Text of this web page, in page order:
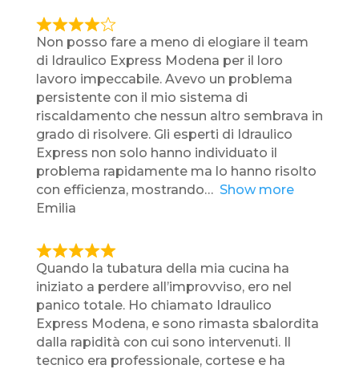
f
5
R
a
t
e
d
4
0
o
u
t
f
5
Non posso fare a meno di elogiare il team
di Idraulico Express Modena per il loro
lavoro impeccabile. Avevo un problema
persistente con il mio sistema di
riscaldamento che nessun altro sembrava in
grado di risolvere. Gli esperti di Idraulico
Express non solo hanno individuato il
problema rapidamente ma lo hanno risolto
con efficienza, mostrando
Show more
Emilia
R
a
t
e
d
5
Quando la tubatura della mia cucina ha
iniziato a perdere all’improvviso, ero nel
panico totale. Ho chiamato Idraulico
Express Modena, e sono rimasta sbalordita
dalla rapidità con cui sono intervenuti. Il
tecnico era professionale, cortese e ha